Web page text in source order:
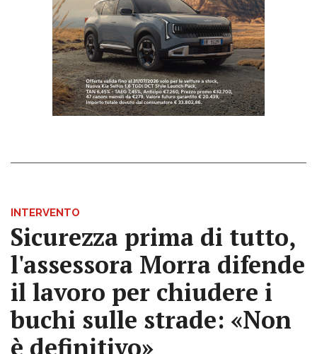
INTERVENTO
Sicurezza prima di tutto,
l'assessora Morra difende
il lavoro per chiudere i
buchi sulle strade: «Non
è definitivo»